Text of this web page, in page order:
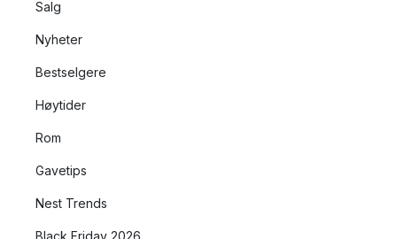
Salg
Nyheter
Bestselgere
Høytider
Rom
Gavetips
Nest Trends
Black Friday 2026